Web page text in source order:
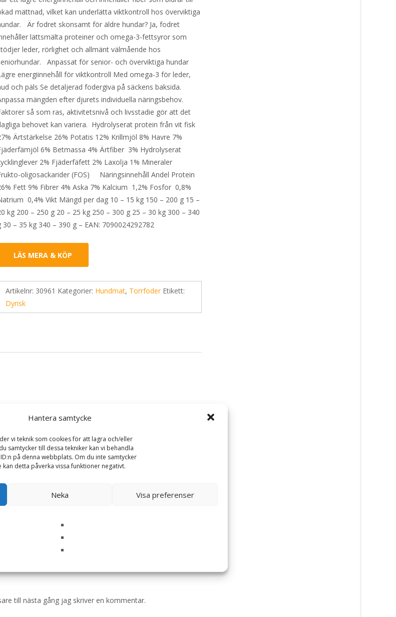
Hantera samtycke
vi teknik som cookies för att lagra och/eller
samtycker till dessa tekniker kan vi behandla
på denna webbplats. Om du inte samtycker
detta påverka vissa funktioner negativt.
Neka Visa preferenser
mättnad, vilket kan underlätta viktkontroll hos överviktiga
Är fodret skonsamt för äldre hundar? Ja, fodret
lättsmälta proteiner och omega-3-fettsyror som
leder, rörlighet och allmänt välmående hos
Anpassat för senior- och överviktiga hundar
energiinnehåll för viktkontroll Med omega-3 för leder,
och päls Se detaljerad fodergiva på säckens baksida.
mängden efter djurets individuella näringsbehov.
så som ras, aktivitetsnivå och livsstadie gör att det
behovet kan variera. Hydrolyserat protein från vit fisk
Ärtstärkelse 26% Potatis 12% Krillmjöl 8% Havre 7%
6% Betmassa 4% Ärtfiber 3% Hydrolyserat
2% Fjäderfäfett 2% Laxolja 1% Mineraler
oligosackarider (FOS) Näringsinnehåll Andel Protein
Fett 9% Fibrer 4% Aska 7% Kalcium 1,2% Fosfor 0,8%
0,4% Vikt Mängd per dag 10 – 15 kg 150 – 200 g 15 –
kg 200 – 250 g 20 – 25 kg 250 – 300 g 25 – 30 kg 300 – 340
30 – 35 kg 340 – 390 g – EAN: 7090024292782
LÄS MERA & KÖP
Artikelnr: 30961 Kategorier: Hundmat, Torrfoder Etikett:
Dyrisk
till äldre hundar – 2 kg – Dyrisk”
*
till nästa gång jag skriver en kommentar.